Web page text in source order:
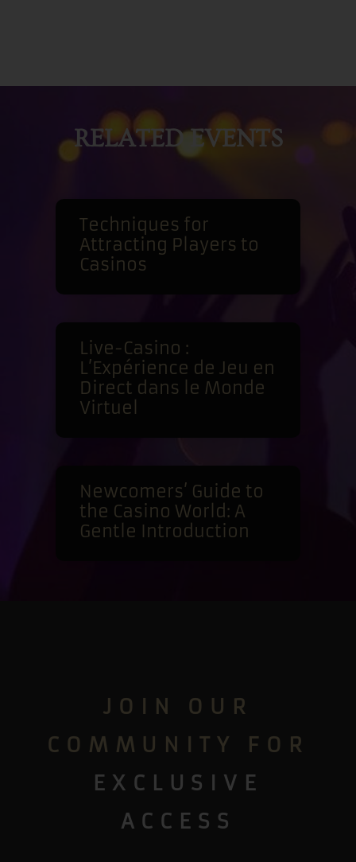
RELATED EVENTS
Techniques for
Attracting Players to
Casinos
Live-Casino :
L’Expérience de Jeu en
Direct dans le Monde
Virtuel
Newcomers’ Guide to
the Casino World: A
Gentle Introduction
JOIN OUR
COMMUNITY FOR
EXCLUSIVE
ACCESS